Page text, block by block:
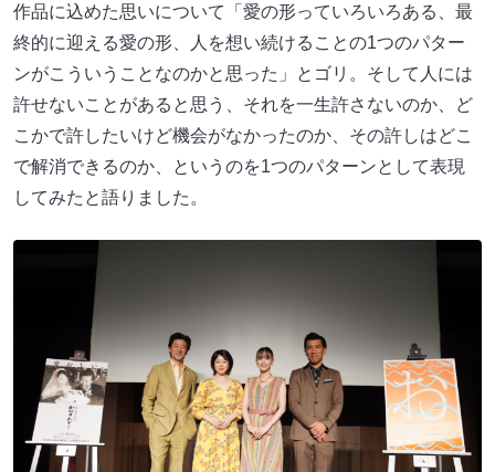
作品に込めた思いについて「愛の形っていろいろある、最
終的に迎える愛の形、人を想い続けることの1つのパター
ンがこういうことなのかと思った」とゴリ。そして人には
許せないことがあると思う、それを一生許さないのか、ど
こかで許したいけど機会がなかったのか、その許しはどこ
で解消できるのか、というのを1つのパターンとして表現
してみたと語りました。